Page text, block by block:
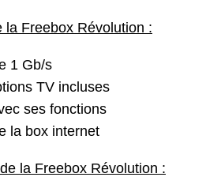
la Freebox Révolution :
1 Gb/s
TV incluses
ses fonctions
la box internet
la Freebox Révolution :